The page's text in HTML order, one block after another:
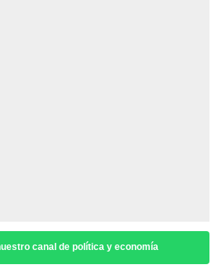
canal de política y economía